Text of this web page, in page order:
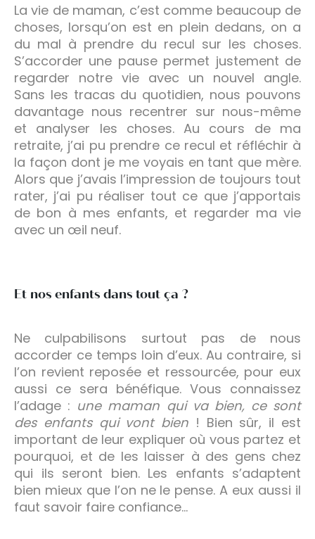
La vie de maman, c’est comme beaucoup de
choses, lorsqu’on est en plein dedans, on a
du mal à prendre du recul sur les choses.
S’accorder une pause permet justement de
regarder notre vie avec un nouvel angle.
Sans les tracas du quotidien, nous pouvons
davantage nous recentrer sur nous-même
et analyser les choses. Au cours de ma
retraite, j’ai pu prendre ce recul et réfléchir à
la façon dont je me voyais en tant que mère.
Alors que j’avais l’impression de toujours tout
rater, j’ai pu réaliser tout ce que j’apportais
de bon à mes enfants, et regarder ma vie
avec un œil neuf.
Et nos enfants dans tout ça ?
Ne culpabilisons surtout pas de nous
accorder ce temps loin d’eux. Au contraire, si
l’on revient reposée et ressourcée, pour eux
aussi ce sera bénéfique. Vous connaissez
l’adage : une maman qui va bien, ce sont
des enfants qui vont bien ! Bien sûr, il est
important de leur expliquer où vous partez et
pourquoi, et de les laisser à des gens chez
qui ils seront bien. Les enfants s’adaptent
bien mieux que l’on ne le pense. A eux aussi il
faut savoir faire confiance…